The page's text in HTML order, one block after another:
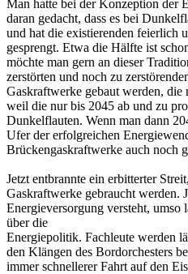
Man hatte bei der Konzeption der
daran gedacht, dass es bei
und hat die existierenden feierlich
gesprengt. Etwa die Hälfte ist
möchte man gern an dieser
zerstörten und noch zu
Gaskraftwerke gebaut werden,
weil die nur bis 2045 ab und zu
Dunkelflauten. Wenn man dann
Ufer der erfolgreichen
Brückengaskraftwerke auch noch
Jetzt entbrannte ein erbitterter
Gaskraftwerke gebraucht werden.
Energieversorgung versteht, umso
über die
Energiepolitik. Fachleute werden
den Klängen des Bordorchesters
immer schnellerer Fahrt auf den